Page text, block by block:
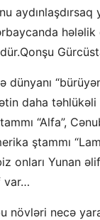
dünyanı
daha
“Alfa”,
ştammı
onları Yunan
var…
növləri necə